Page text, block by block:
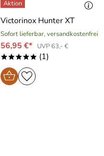
Victorinox Hunter XT
Sofort lieferbar, versandkostenfrei
56,95 €* UVP 63,- €
***** (1)